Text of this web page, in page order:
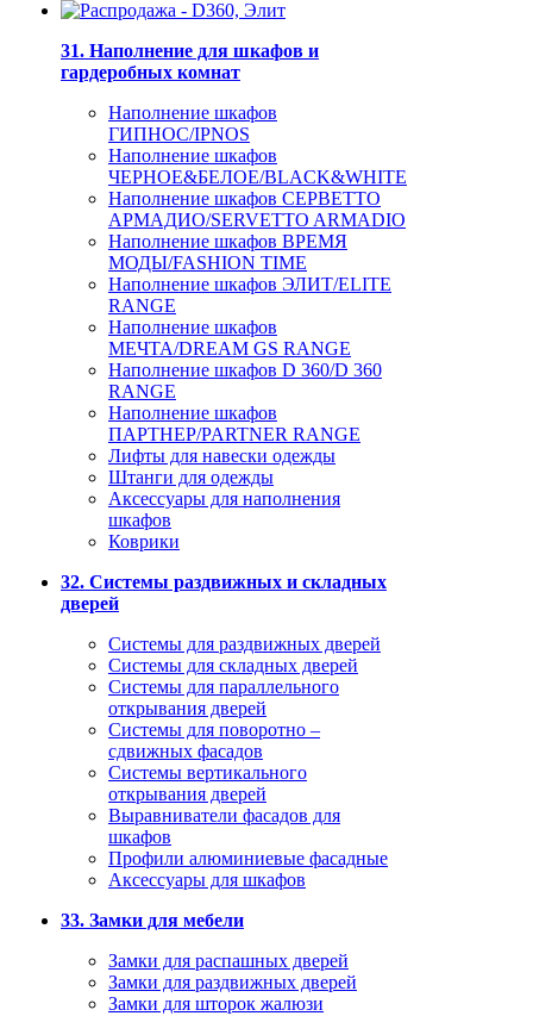
31. Наполнение для шкафов и
гардеробных комнат
Наполнение шкафов
ГИПНОС/IPNOS
Наполнение шкафов
ЧЕРНОЕ&БЕЛОЕ/BLACK&WHITE
Наполнение шкафов СЕРВЕТТО
АРМАДИО/SERVETTO ARMADIO
Наполнение шкафов ВРЕМЯ
МОДЫ/FASHION TIME
Наполнение шкафов ЭЛИТ/ELITE
RANGE
Наполнение шкафов
МЕЧТА/DREAM GS RANGE
Наполнение шкафов D 360/D 360
RANGE
Наполнение шкафов
ПАРТНЕР/PARTNER RANGE
Лифты для навески одежды
Штанги для одежды
Аксессуары для наполнения
шкафов
Коврики
32. Системы раздвижных и складных
дверей
Системы для раздвижных дверей
Системы для складных дверей
Системы для параллельного
открывания дверей
Системы для поворотно –
сдвижных фасадов
Системы вертикального
открывания дверей
Выравниватели фасадов для
шкафов
Профили алюминиевые фасадные
Аксессуары для шкафов
33. Замки для мебели
Замки для распашных дверей
Замки для раздвижных дверей
Замки для шторок жалюзи